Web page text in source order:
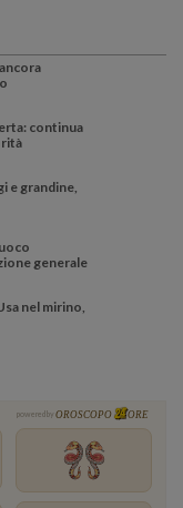
continua
e grandine,
generale
nel mirino,
powered by OROSCOPO ORE